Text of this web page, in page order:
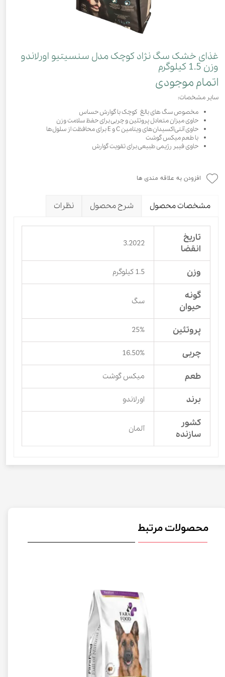
غذای خشک سگ نژاد کوچک مدل سنسیتیو اورلاندو
وزن 1.5 کیلوگرم
اتمام موجودی
سایر مشخصات:
مخصوص سگ های بالغ کوچک با گوارش حساس
حاوی میزان متعادل پروتئین و چربی برای حفظ سلامت وزن
حاوی آنتی‌اکسیدان‌های ویتامین C و E برای محافظت از سلول‌ها
با طعم میکس گوشت
حاوی فیبر رژیمی طبیعی برای تقویت گوارش
افزودن به علاقه مندی ها
مشخصات محصول شرح محصول نظرات
تاریخ
انقضا
3.2022
وزن 1.5 کیلوگرم
گونه
حیوان
سگ
پروتئین 25%
چربی 16.50%
طعم میکس گوشت
برند اورلاندو
کشور
سازنده
آلمان
محصولات مرتبط